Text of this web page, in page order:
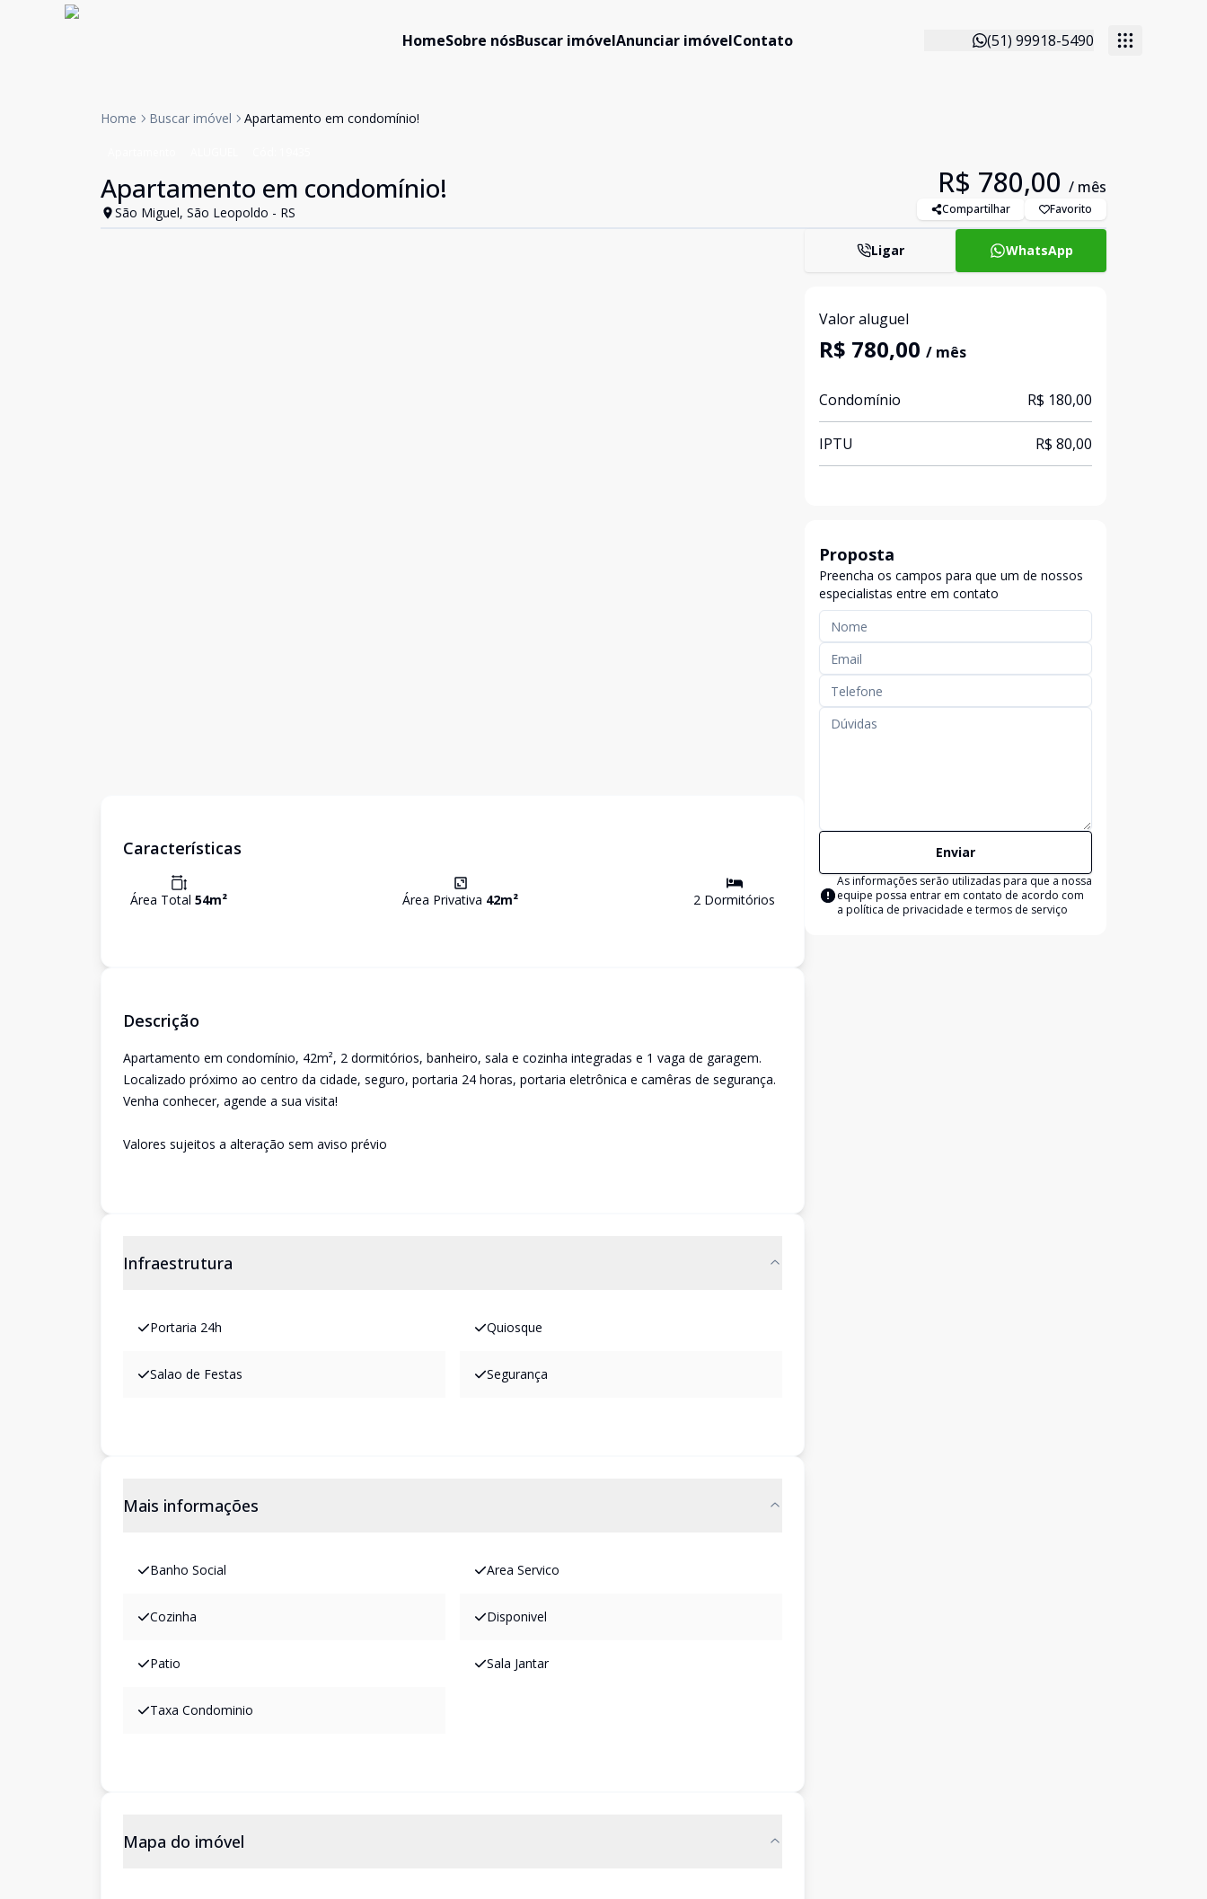
HomeSobre nósBuscar imóvelAnunciar imóvelContato (51) 99918-5490
Home Buscar imóvel Apartamento em condomínio!
Apartamento em condomínio!
São Miguel, São Leopoldo - RS
R$ 780,00 / mês
Compartilhar Favorito
Características
Área Total 54m² Área Privativa 42m² 2 Dormitórios
Descrição
Apartamento em condomínio, 42m², 2 dormitórios, banheiro, sala e cozinha integradas e 1 vaga de garagem.
Localizado próximo ao centro da cidade, seguro, portaria 24 horas, portaria eletrônica e camêras de segurança.
Venha conhecer, agende a sua visita!
Valores sujeitos a alteração sem aviso prévio
Infraestrutura
Portaria 24h Quiosque
Salao de Festas Segurança
Mais informações
Banho Social Area Servico
Cozinha Disponivel
Patio Sala Jantar
Taxa Condominio
Mapa do imóvel
Ligar WhatsApp
Valor aluguel
R$ 780,00 / mês
Condomínio R$ 180,00
IPTU R$ 80,00
Proposta
Preencha os campos para que um de nossos
especialistas entre em contato
Enviar
As informações serão utilizadas para que a nossa
equipe possa entrar em contato de acordo com
a política de privacidade e termos de serviço